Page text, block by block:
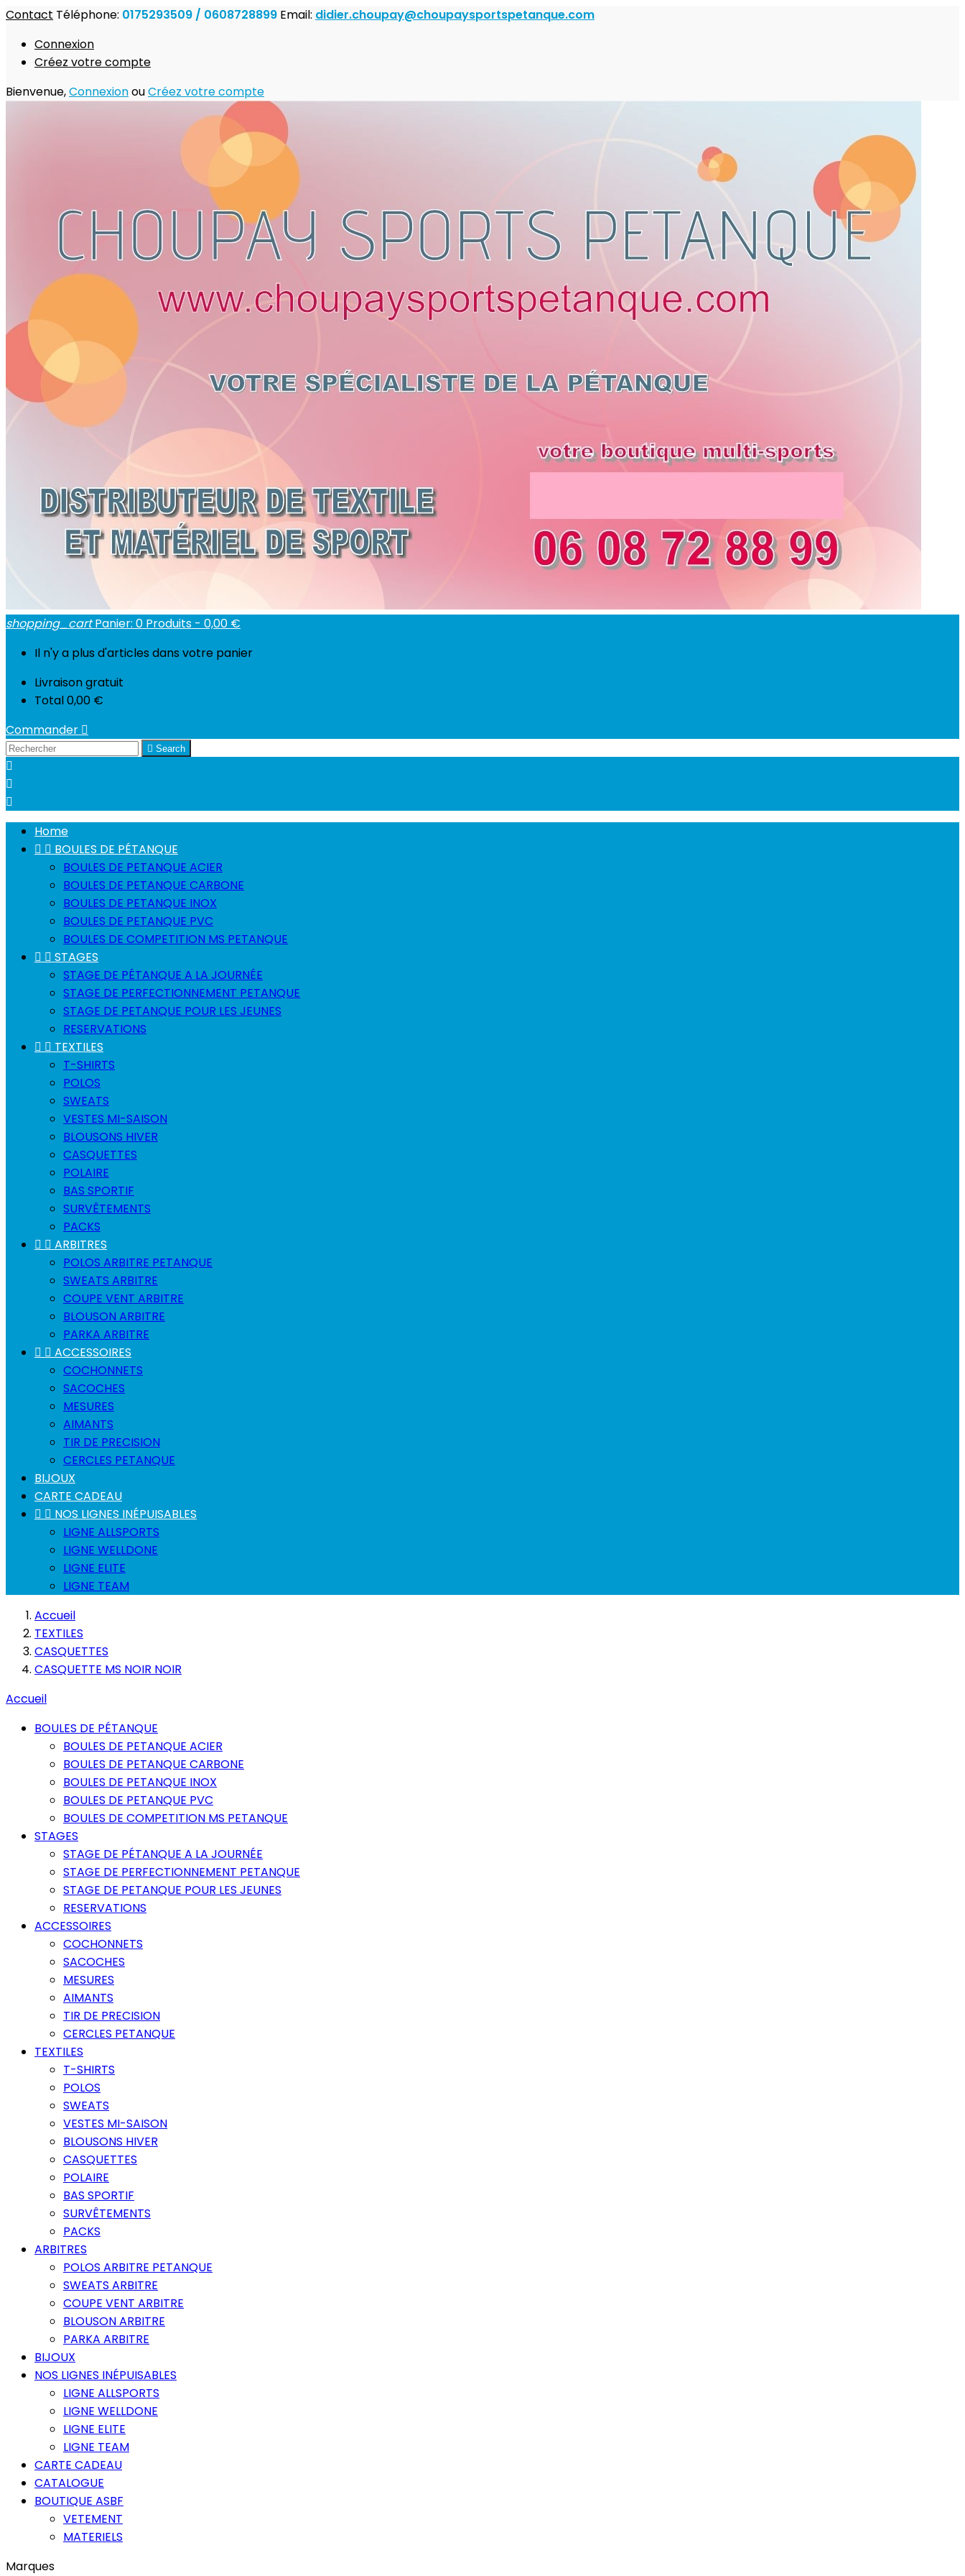
Contact Téléphone: 0175293509 / 0608728899 Email: didier.choupay@choupaysportspetanque.com
Connexion
Créez votre compte
Bienvenue,ConnexionouCréez votre compte
shopping_cart Panier: 0 Produits - 0,00 €
Il n'y a plus d'articles dans votre panier
Livraisongratuit
Total0,00 €
Commander 
 Search



Home
  BOULES DE PÉTANQUE
BOULES DE PETANQUE ACIER
BOULES DE PETANQUE CARBONE
BOULES DE PETANQUE INOX
BOULES DE PETANQUE PVC
BOULES DE COMPETITION MS PETANQUE
  STAGES
STAGE DE PÉTANQUE A LA JOURNÉE
STAGE DE PERFECTIONNEMENT PETANQUE
STAGE DE PETANQUE POUR LES JEUNES
RESERVATIONS
  TEXTILES
T-SHIRTS
POLOS
SWEATS
VESTES MI-SAISON
BLOUSONS HIVER
CASQUETTES
POLAIRE
BAS SPORTIF
SURVÊTEMENTS
PACKS
  ARBITRES
POLOS ARBITRE PETANQUE
SWEATS ARBITRE
COUPE VENT ARBITRE
BLOUSON ARBITRE
PARKA ARBITRE
  ACCESSOIRES
COCHONNETS
SACOCHES
MESURES
AIMANTS
TIR DE PRECISION
CERCLES PETANQUE
BIJOUX
CARTE CADEAU
  NOS LIGNES INÉPUISABLES
LIGNE ALLSPORTS
LIGNE WELLDONE
LIGNE ELITE
LIGNE TEAM
Accueil
TEXTILES
CASQUETTES
CASQUETTE MS NOIR NOIR
Accueil
BOULES DE PÉTANQUE
BOULES DE PETANQUE ACIER
BOULES DE PETANQUE CARBONE
BOULES DE PETANQUE INOX
BOULES DE PETANQUE PVC
BOULES DE COMPETITION MS PETANQUE
STAGES
STAGE DE PÉTANQUE A LA JOURNÉE
STAGE DE PERFECTIONNEMENT PETANQUE
STAGE DE PETANQUE POUR LES JEUNES
RESERVATIONS
ACCESSOIRES
COCHONNETS
SACOCHES
MESURES
AIMANTS
TIR DE PRECISION
CERCLES PETANQUE
TEXTILES
T-SHIRTS
POLOS
SWEATS
VESTES MI-SAISON
BLOUSONS HIVER
CASQUETTES
POLAIRE
BAS SPORTIF
SURVÊTEMENTS
PACKS
ARBITRES
POLOS ARBITRE PETANQUE
SWEATS ARBITRE
COUPE VENT ARBITRE
BLOUSON ARBITRE
PARKA ARBITRE
BIJOUX
NOS LIGNES INÉPUISABLES
LIGNE ALLSPORTS
LIGNE WELLDONE
LIGNE ELITE
LIGNE TEAM
CARTE CADEAU
CATALOGUE
BOUTIQUE ASBF
VETEMENT
MATERIELS
Marques